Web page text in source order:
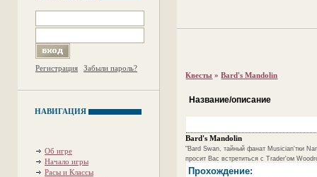
Регистрация Забыли пароль?
НАВИГАЦИЯ
Об игре
Начало игры
Расы и Классы
Квесты »Bard's Mandolin
Название/описание
Bard's Mandolin
"Bard Swan, тайный фанат Musician'тки
просит Вас встретиться с Trader'ом
Прохождение: